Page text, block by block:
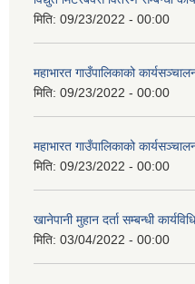
मिति: 09/23/2022 - 00:00
महाभारत गाउँपालिकाको
मिति: 09/23/2022 - 00:00
महाभारत गाउँपालिकाको
मिति: 09/23/2022 - 00:00
खानेपानी मुहान दर्ता सम्बन्धी
मिति: 03/04/2022 - 00:00